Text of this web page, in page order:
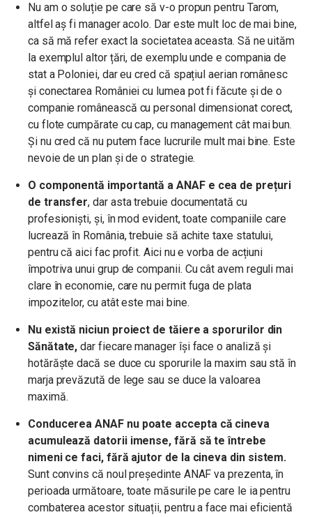
Nu am o soluție pe care să v-o propun pentru Tarom,
altfel aș fi manager acolo. Dar este mult loc de mai bine,
ca să mă refer exact la societatea aceasta. Să ne uităm
la exemplul altor țări, de exemplu unde e compania de
stat a Poloniei, dar eu cred că spațiul aerian românesc
și conectarea României cu lumea pot fi făcute și de o
companie românească cu personal dimensionat corect,
cu flote cumpărate cu cap, cu management cât mai bun.
Și nu cred că nu putem face lucrurile mult mai bine. Este
nevoie de un plan și de o strategie.
O componentă importantă a ANAF e cea de prețuri
de transfer, dar asta trebuie documentată cu
profesioniști, și, în mod evident, toate companiile care
lucrează în România, trebuie să achite taxe statului,
pentru că aici fac profit. Aici nu e vorba de acțiuni
împotriva unui grup de companii. Cu cât avem reguli mai
clare în economie, care nu permit fuga de plata
impozitelor, cu atât este mai bine.
Nu există niciun proiect de tăiere a sporurilor din
Sănătate, dar fiecare manager își face o analiză și
hotărăște dacă se duce cu sporurile la maxim sau stă în
marja prevăzută de lege sau se duce la valoarea
maximă.
Conducerea ANAF nu poate accepta că cineva
acumulează datorii imense, fără să te întrebe
nimeni ce faci, fără ajutor de la cineva din sistem.
Sunt convins că noul președinte ANAF va prezenta, în
perioada următoare, toate măsurile pe care le ia pentru
combaterea acestor situații, pentru a face mai eficientă